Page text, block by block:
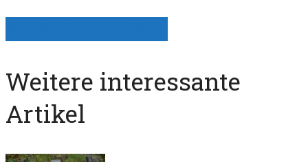
Weitere interessante
Artikel